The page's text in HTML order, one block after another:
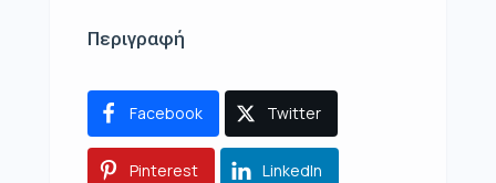
Περιγραφή
Facebook Twitter
Pinterest LinkedIn